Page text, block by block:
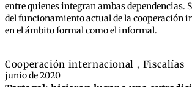
entre quienes integran ambas dependencias.
del funcionamiento actual de la cooperación
en el ámbito formal como el informal.
Cooperación internacional , Fiscalías
junio de 2020